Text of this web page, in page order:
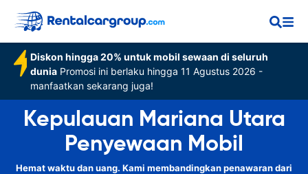
Diskon hingga 20% untuk mobil sewaan di seluruh
dunia Promosi ini berlaku hingga 11 Agustus 2026 -
manfaatkan sekarang juga!
Kepulauan Mariana Utara
Penyewaan Mobil
Hemat waktu dan uang. Kami membandingkan penawaran dari